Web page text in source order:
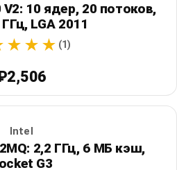
10 ядер, 20 потоков,
LGA 2011
(1)
Intel
2,2 ГГц, 6 МБ кэш,
G3